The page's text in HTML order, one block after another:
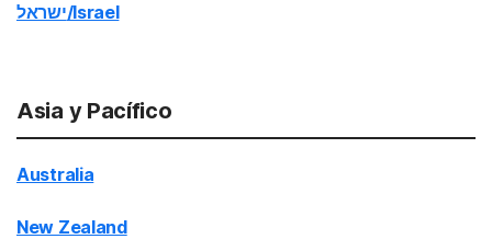
ישראל/Israel
Asia y Pacífico
Australia
New Zealand